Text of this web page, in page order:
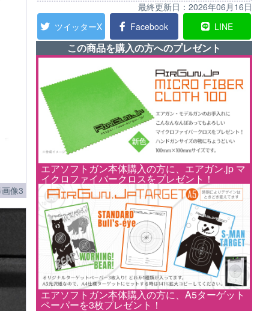
最終更新日： 2026年06月16日
ツイッターX
Facebook LINE
この商品を購入の方へのプレゼント
エアソフトガン本体購入の方に、エアガン.jp マ
イクロファイバークロスをプレゼント！
エアソフトガン本体購入の方に、A5ターゲット
ペーパーを3枚プレゼント！
像3